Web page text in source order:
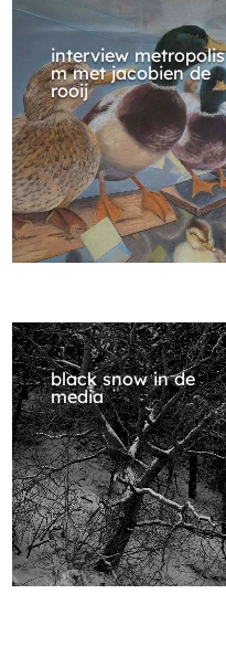
interview metropolis
m met jacobien de
rooij
black snow in de
media